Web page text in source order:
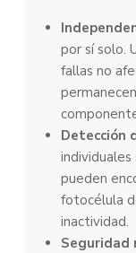
por sí solo.
fallas no
Detección
pueden
fotocélula
inactividad.
Seguridad